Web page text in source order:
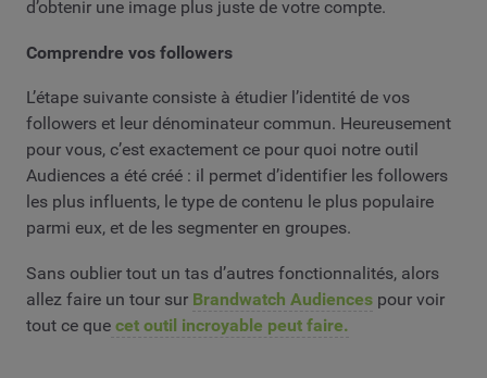
d’obtenir une image plus juste de votre compte.
Comprendre vos followers
L’étape suivante consiste à étudier l’identité de vos
followers et leur dénominateur commun. Heureusement
pour vous, c’est exactement ce pour quoi notre outil
Audiences a été créé : il permet d’identifier les followers
les plus influents, le type de contenu le plus populaire
parmi eux, et de les segmenter en groupes.
Sans oublier tout un tas d’autres fonctionnalités, alors
allez faire un tour sur Brandwatch Audiences pour voir
tout ce que cet outil incroyable peut faire.